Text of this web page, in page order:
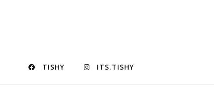
TISHY ITS.TISHY